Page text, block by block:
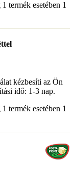
termék esetében 1
kézbesíti az Ön
idő: 1-3 nap.
termék esetében 1